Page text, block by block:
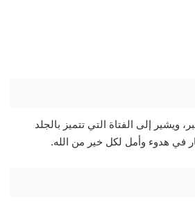
إلى الفتاة التي تتميز بالجلد
في هدوء وأمل لكل خير من الله.